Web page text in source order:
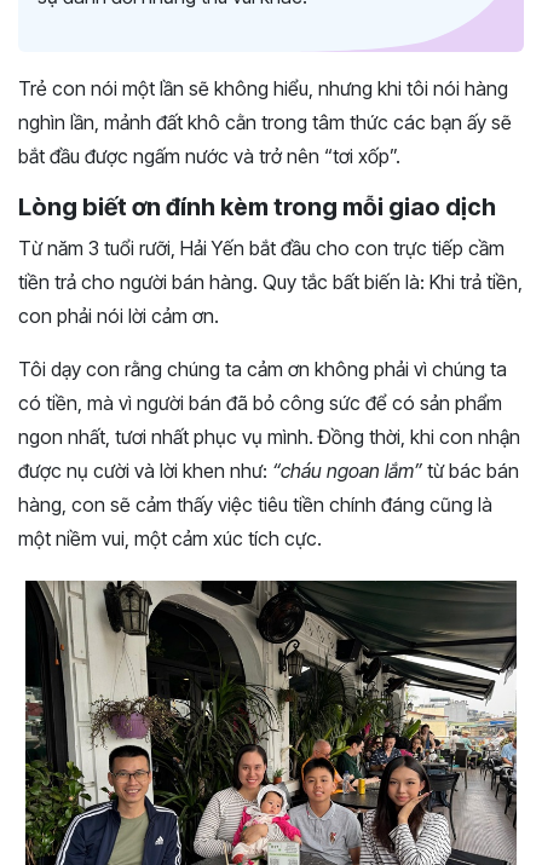
Trẻ con nói một lần sẽ không hiểu, nhưng khi tôi nói hàng
nghìn lần, mảnh đất khô cằn trong tâm thức các bạn ấy sẽ
bắt đầu được ngấm nước và trở nên “tơi xốp”.
Lòng biết ơn đính kèm trong mỗi giao dịch
Từ năm 3 tuổi rưỡi, Hải Yến bắt đầu cho con trực tiếp cầm
tiền trả cho người bán hàng. Quy tắc bất biến là: Khi trả tiền,
con phải nói lời cảm ơn.
Tôi dạy con rằng chúng ta cảm ơn không phải vì chúng ta
có tiền, mà vì người bán đã bỏ công sức để có sản phẩm
ngon nhất, tươi nhất phục vụ mình. Đồng thời, khi con nhận
được nụ cười và lời khen như: “cháu ngoan lắm” từ bác bán
hàng, con sẽ cảm thấy việc tiêu tiền chính đáng cũng là
một niềm vui, một cảm xúc tích cực.